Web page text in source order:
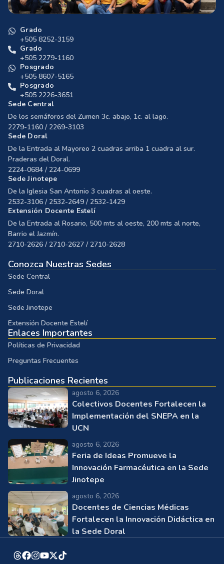
Grado
+505 8252-3159
Grado
+505 2279-1160
Posgrado
+505 8607-5165
Posgrado
+505 2226-3651
Sede Central
De los semáforos del Zumen 3c. abajo, 1c. al lago.
2279-1160 / 2269-3103
Sede Doral
De la Entrada al Mayoreo 2 cuadras arriba 1 cuadra al sur.
Praderas del Doral.
2224-0684 / 224-0699
Sede Jinotepe
De la Iglesia San Antonio 3 cuadras al oeste.
2532-3106 / 2532-2649 / 2532-1429
Extensión Docente Estelí
De la Entrada al Rosario, 500 mts al oeste, 200 mts al norte,
Barrio el Jazmín.
2710-2626 / 2710-2627 / 2710-2628
Conozca Nuestras Sedes
Sede Central
Sede Doral
Sede Jinotepe
Extensión Docente Estelí
Enlaces Importantes
Políticas de Privacidad
Preguntas Frecuentes
Publicaciones Recientes
agosto 6, 2026
Colectivos Docentes Fortalecen la
Implementación del SNEPA en la
UCN
agosto 6, 2026
Feria de Ideas Promueve la
Innovación Farmacéutica en la Sede
Jinotepe
agosto 6, 2026
Docentes de Ciencias Médicas
Fortalecen la Innovación Didáctica en
la Sede Doral